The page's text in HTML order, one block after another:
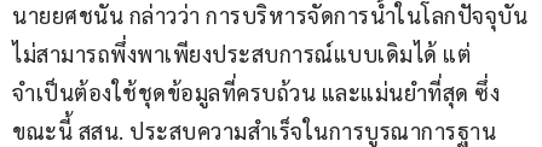
นายยศชนัน กล่าวว่า การบริหารจัดการน้ำในโลกปัจจุบัน
ไม่สามารถพึ่งพาเพียงประสบการณ์แบบเดิมได้ แต่
จำเป็นต้องใช้ชุดข้อมูลที่ครบถ้วน และแม่นยำที่สุด ซึ่ง
ขณะนี้ สสน. ประสบความสำเร็จในการบูรณาการฐาน